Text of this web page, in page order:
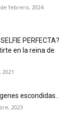
febrero, 2024
PERFECTA?
en la reina de
escondidas..
2023